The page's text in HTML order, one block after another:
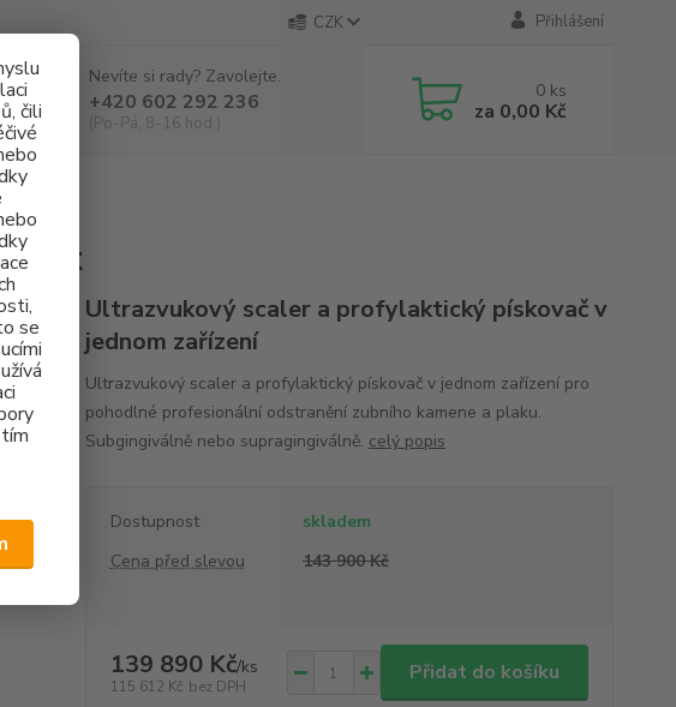
čili
se
CZK Přihlášení
Nevíte si rady? Zavolejte.
+420 602 292 236
(Po-Pá, 8-16 hod.)
0 ks
za 0,00 Kč
set
Ultrazvukový scaler a profylaktický pískovač v
jednom zařízení
Ultrazvukový scaler a profylaktický pískovač v jednom zařízení pro
pohodlné profesionální odstranění zubního kamene a plaku.
Subgingiválně nebo supragingiválně. celý popis
Dostupnost
skladem
Cena před slevou
143 900 Kč
139 890 Kč/ks
115 612 Kč bez DPH
Přidat do košíku